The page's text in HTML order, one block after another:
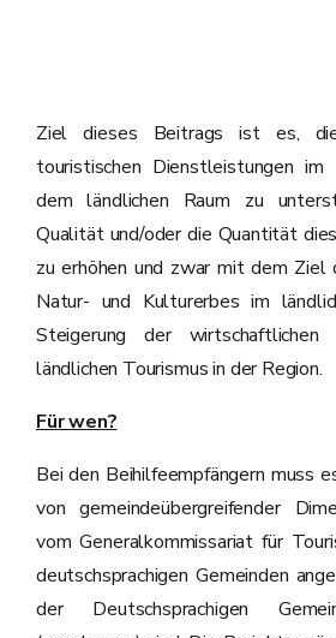
Ziel dieses Beitrags ist es,
touristischen Dienstleistungen im
dem ländlichen Raum zu
Qualität und/oder die Quantität
zu erhöhen und zwar mit dem Ziel
Natur- und Kulturerbes im
Steigerung der wirtschaftlichen
ländlichen Tourismus in der Region.
Für wen?
Bei den Beihilfeempfängern muss
von gemeindeübergreifender
vom Generalkommissariat für
deutschsprachigen Gemeinden
der Deutschsprachigen